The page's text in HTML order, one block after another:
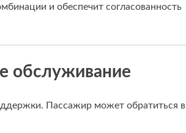
и обеспечит согласованность
обслуживание
Пассажир может обратиться в